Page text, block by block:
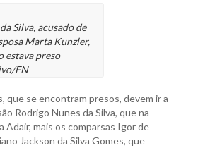
Silva, acusado de
Marta Kunzler,
estava preso
FN
que se encontram presos, devem ir a
Rodrigo Nunes da Silva, que na
Adair, mais os comparsas Igor de
Jackson da Silva Gomes, que